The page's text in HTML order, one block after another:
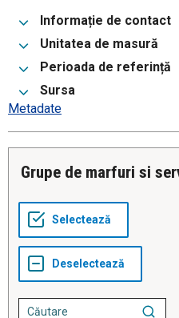
Informație de contact
Unitatea de masură
Perioada de referință
Sursa
Metadate
Grupe de marfuri si